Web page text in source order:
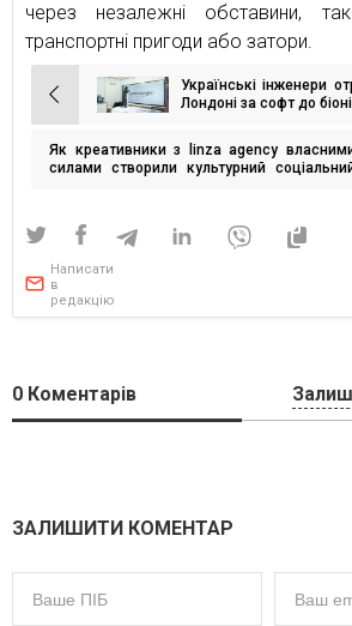
через незалежні обставини,
транспортні пригоди або затори.
Навігація
записів
Українські інженери
Лондоні за софт до
Як креативники з linza agency
силами створили культурний
Написати
в
редакцію
0 Коментарів
ЗАЛИШИТИ КОМЕНТАР